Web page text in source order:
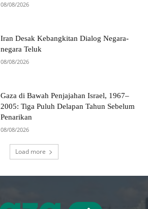
08/08/2026
Iran Desak Kebangkitan Dialog Negara-
negara Teluk
08/08/2026
Gaza di Bawah Penjajahan Israel, 1967–
2005: Tiga Puluh Delapan Tahun Sebelum
Penarikan
08/08/2026
Load more